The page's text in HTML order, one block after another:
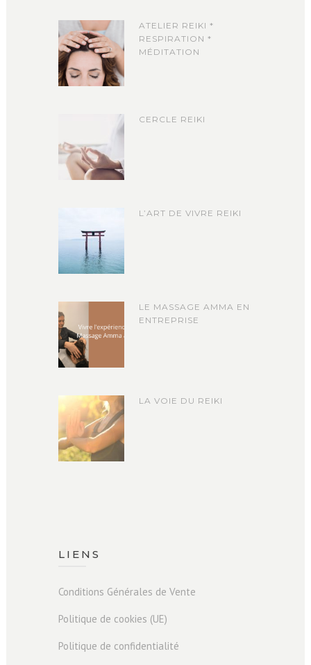
ATELIER REIKI *
RESPIRATION *
MÉDITATION
CERCLE REIKI
L’ART DE VIVRE REIKI
LE MASSAGE AMMA EN
ENTREPRISE
LA VOIE DU REIKI
LIENS
Conditions Générales de Vente
Politique de cookies (UE)
Politique de confidentialité